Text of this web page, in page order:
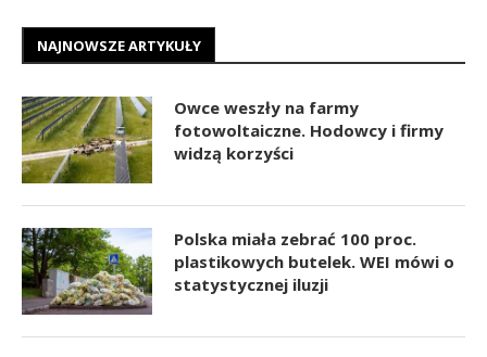
NAJNOWSZE ARTYKUŁY
Owce weszły na farmy
fotowoltaiczne. Hodowcy i firmy
widzą korzyści
Polska miała zebrać 100 proc.
plastikowych butelek. WEI mówi o
statystycznej iluzji